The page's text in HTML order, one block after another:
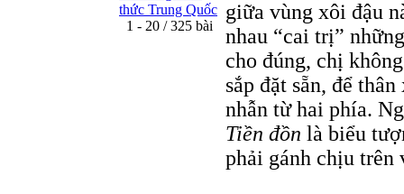
thức Trung Quốc
1 - 20 / 325 bài
giữa vùng xôi đậu
nhau “cai trị”
cho đúng, chị
sắp đặt sẵn, để
nhẫn từ hai phía.
Tiền đồn là biểu
phải gánh chịu